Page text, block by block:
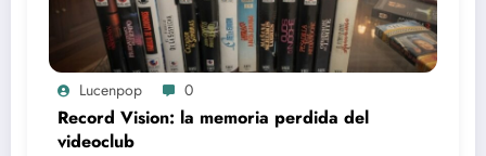
Lucenpop 0
Record Vision: la memoria perdida del
videoclub